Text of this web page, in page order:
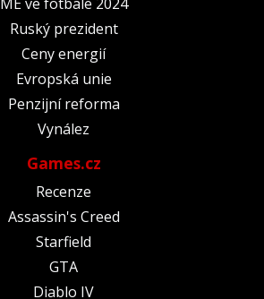
Ruský prezident
Ceny energií
Evropská unie
Penzijní reforma
Vynález
Games.cz
Recenze
Assassin's Creed
Starfield
GTA
Diablo IV